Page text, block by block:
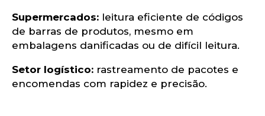
Supermercados: leitura eficiente de códigos
de barras de produtos, mesmo em
embalagens danificadas ou de difícil leitura.​
Setor logístico: rastreamento de pacotes e
encomendas com rapidez e precisão.​